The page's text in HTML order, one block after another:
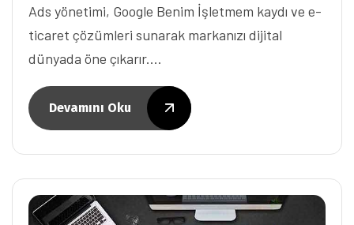
Ads yönetimi, Google Benim İşletmem kaydı ve e-
ticaret çözümleri sunarak markanızı dijital
dünyada öne çıkarır.…
Devamını Oku